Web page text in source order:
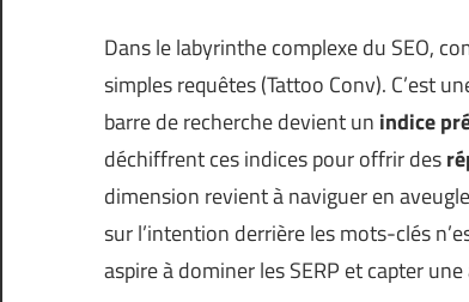
Dans le labyrinthe complexe du SEO,
simples requêtes (Tattoo Conv). C’est
barre de recherche devient un indice
déchiffrent ces indices pour offrir des
dimension revient à naviguer en
sur l’intention derrière les mots-clés
aspire à dominer les SERP et capter